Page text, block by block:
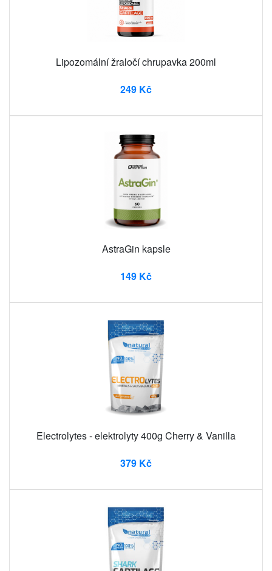
Lipozomální žraločí chrupavka 200ml
249 Kč
AstraGin kapsle
149 Kč
Electrolytes - elektrolyty 400g Cherry & Vanilla
379 Kč